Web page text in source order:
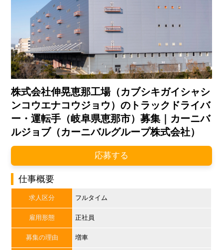
株式会社伸晃恵那工場（カブシキガイシャシ
ンコウエナコウジョウ）のトラックドライバ
ー・運転手（岐阜県恵那市）募集｜カーニバ
ルジョブ（カーニバルグループ株式会社）
応募する
仕事概要
求人区分 フルタイム
雇用形態 正社員
募集の理由 増車